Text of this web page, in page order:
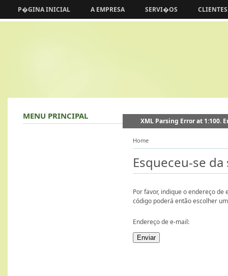
P�GINA INICIAL A EMPRESA SERVI�OS CLIENTES
XML Parsing Error at 1:100.
Home
Esqueceu-se da
Por favor, indique o endereço
código poderá então escolher
Endereço de e-mail:
Enviar
MENU PRINCIPAL